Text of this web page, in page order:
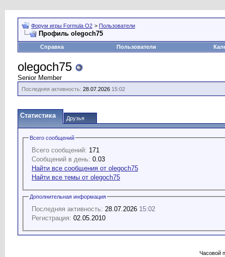
Форум игры Formula O2 > Пользователи
Профиль olegoch75
Справка Пользователи
olegoch75
Senior Member
Последняя активность: 28.07.2026 15:02
Статистика Друзья
Всего сообщений
Всего сообщений: 171
Сообщений в день: 0.03
Найти все сообщения от olegoch75
Найти все темы от olegoch75
Дополнительная информация
Последняя активность: 28.07.2026 15:02
Регистрация: 02.05.2010
Часовой